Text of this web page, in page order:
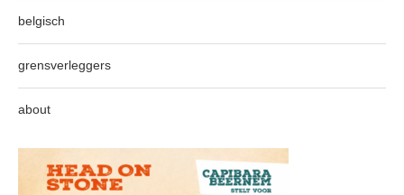
belgisch
grensverleggers
about